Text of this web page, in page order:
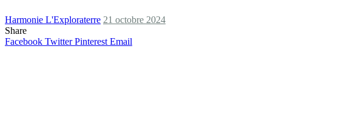
Harmonie L'Exploraterre 21 octobre 2024
Share
Facebook Twitter Pinterest Email